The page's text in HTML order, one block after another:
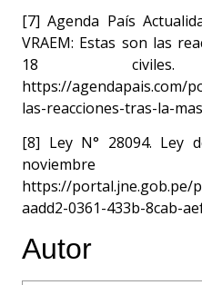
[7] Agenda País
VRAEM: Estas son las
18 civiles.
https://agendapais.com/
las-reacciones-tras-la-
[8] Ley N° 28094. Ley
https://portal.jne.gob.pe/
aadd2-0361-433b-8cab-
Autor